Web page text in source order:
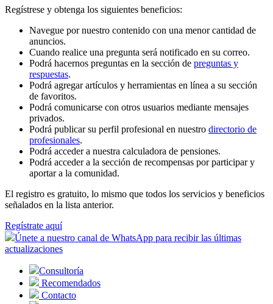
Regístrese y obtenga los siguientes beneficios:
Navegue por nuestro contenido con una menor cantidad de
anuncios.
Cuando realice una pregunta será notificado en su correo.
Podrá hacernos preguntas en la sección de preguntas y
respuestas.
Podrá agregar artículos y herramientas en línea a su sección
de favoritos.
Podrá comunicarse con otros usuarios mediante mensajes
privados.
Podrá publicar su perfil profesional en nuestro directorio de
profesionales.
Podrá acceder a nuestra calculadora de pensiones.
Podrá acceder a la sección de recompensas por participar y
aportar a la comunidad.
El registro es gratuito, lo mismo que todos los servicios y beneficios
señalados en la lista anterior.
Regístrate aquí
Únete a nuestro canal de WhatsApp para recibir las últimas
actualizaciones
Consultoría
Recomendados
Contacto